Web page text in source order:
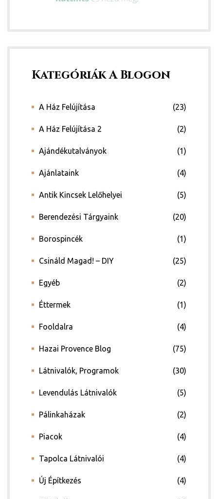
Kategóriák A Blogon
A Ház Felújítása (23)
A Ház Felújítása 2 (2)
Ajándékutalványok (1)
Ajánlataink (4)
Antik Kincsek Lelőhelyei (5)
Berendezési Tárgyaink (20)
Borospincék (1)
Csináld Magad! – DIY (25)
Egyéb (2)
Éttermek (1)
Fooldalra (4)
Hazai Provence Blog (75)
Látnivalók, Programok (30)
Levendulás Látnivalók (5)
Pálinkaházak (2)
Piacok (4)
Tapolca Látnivalói (4)
Új Építkezés (4)